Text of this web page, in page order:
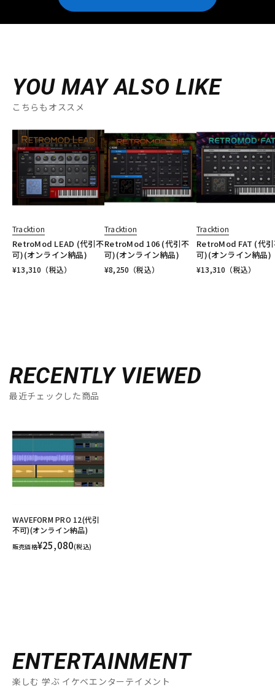
YOU MAY ALSO LIKE
こちらもオススメ
Tracktion
RetroMod LEAD (代引不
可)(オンライン納品)
¥13,310 （税込）
Tracktion
RetroMod 106 (代引不
可)(オンライン納品)
¥8,250 （税込）
Tracktion
RetroMod FAT (代
可)(オンライン納品)
¥13,310 （税込）
RECENTLY VIEWED
最近チェックした商品
WAVEFORM PRO 12(代引
不可)(オンライン納品)
販売価格¥25,080(税込)
ENTERTAINMENT
楽しむ 学ぶ イケベエンターテイメント